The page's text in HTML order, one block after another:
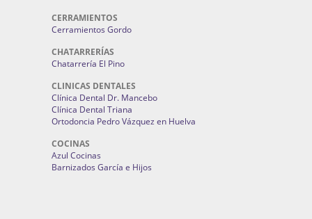
CERRAMIENTOS
Cerramientos Gordo
CHATARRERÍAS
Chatarrería El Pino
CLINICAS DENTALES
Clínica Dental Dr. Mancebo
Clínica Dental Triana
Ortodoncia Pedro Vázquez en Huelva
COCINAS
Azul Cocinas
Barnizados García e Hijos